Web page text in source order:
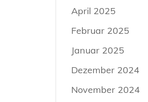
April 2025
Februar 2025
Januar 2025
Dezember 2024
November 2024